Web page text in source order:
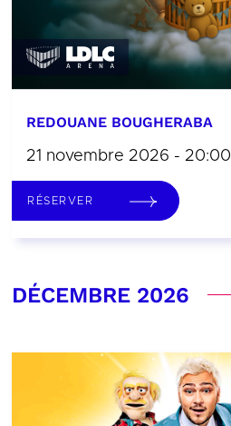
REDOUANE BOUGHERABA
21 novembre 2026 - 20:00
RÉSERVER
DÉCEMBRE 2026